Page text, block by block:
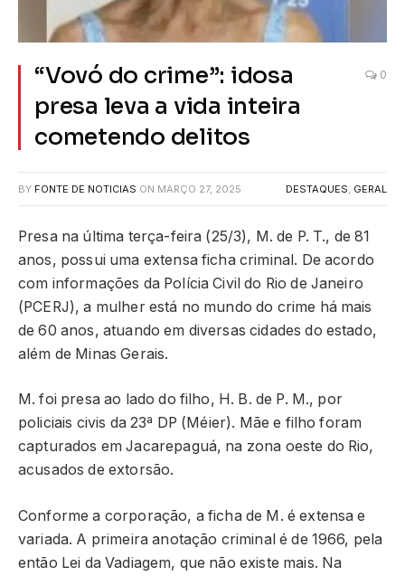
“Vovó do crime”: idosa
presa leva a vida inteira
cometendo delitos
0
BY FONTE DE NOTICIAS ON MARÇO 27, 2025 DESTAQUES, GERAL
Presa na última terça-feira (25/3), M. de P. T., de 81
anos, possui uma extensa ficha criminal. De acordo
com informações da Polícia Civil do Rio de Janeiro
(PCERJ), a mulher está no mundo do crime há mais
de 60 anos, atuando em diversas cidades do estado,
além de Minas Gerais.
M. foi presa ao lado do filho, H. B. de P. M., por
policiais civis da 23ª DP (Méier). Mãe e filho foram
capturados em Jacarepaguá, na zona oeste do Rio,
acusados de extorsão.
Conforme a corporação, a ficha de M. é extensa e
variada. A primeira anotação criminal é de 1966, pela
então Lei da Vadiagem, que não existe mais. Na